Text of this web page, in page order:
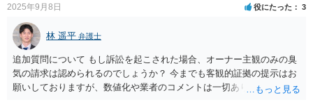
2025年9月8日 役にたった 3
林 遥平 弁護士
追加質問について もし訴訟を起こされた場合、オーナー主観のみの臭
気の請求は認められるのでしょうか？ 今までも客観的証拠の提示はお
願いしておりますが、数値化や業者のコメントは一切ありません。こ